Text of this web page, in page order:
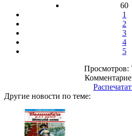
60
1
2
3
4
5
Просмотров:
Другие новости по теме: